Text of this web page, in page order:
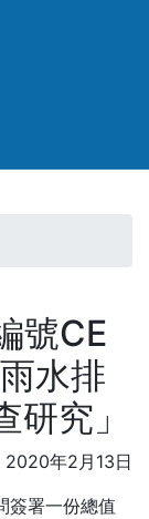
號CE
水排
究」
2020年2月13日
簽署一份總值